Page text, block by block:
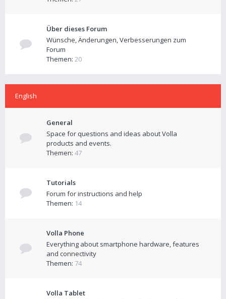
Über dieses Forum
Wünsche, Änderungen, Verbesserungen zum
Forum
Themen: 20
English
General
Space for questions and ideas about Volla
products and events.
Themen: 47
Tutorials
Forum for instructions and help
Themen: 14
Volla Phone
Everything about smartphone hardware, features
and connectivity
Themen: 74
Volla Tablet